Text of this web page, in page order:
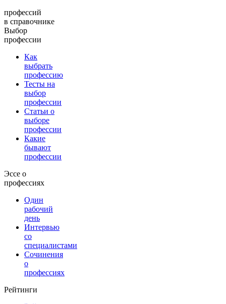
профессий
в справочнике
Выбор
профессии
Как
выбрать
профессию
Тесты на
выбор
профессии
Статьи о
выборе
профессии
Какие
бывают
профессии
Эссе о
профессиях
Один
рабочий
день
Интервью
со
специалистами
Сочинения
о
профессиях
Рейтинги